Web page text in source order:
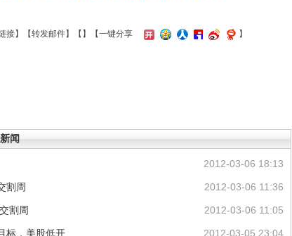
接】【转发邮件】【 】 【一键分享 】
闻
2012-03-06 18:13
2012-03-06 11:36
割周
2012-03-06 11:05
割周
2012-03-05 23:04
标，美股低开